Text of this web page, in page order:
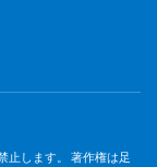
止します。 著作権は足